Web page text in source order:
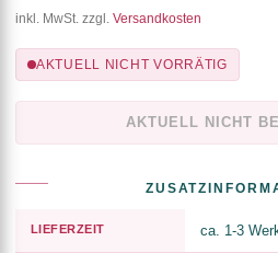
inkl. MwSt. zzgl. Versandkosten
AKTUELL NICHT VORRÄTIG
AKTUELL NICHT
LIEFERZEIT ca. 1-3